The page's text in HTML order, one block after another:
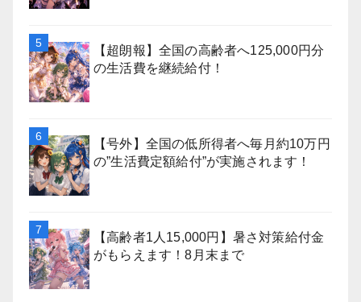
【超朗報】全国の高齢者へ125,000円分
の生活費を継続給付！
【号外】全国の低所得者へ毎月約10万円
の”生活費定額給付”が実施されます！
【高齢者1人15,000円】暑さ対策給付金
がもらえます！8月末まで